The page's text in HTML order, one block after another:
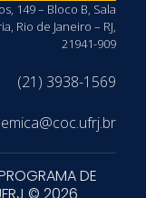
149 – Bloco B, Sala
Rio de Janeiro – RJ,
21941-909
(21) 3938-1569
DE